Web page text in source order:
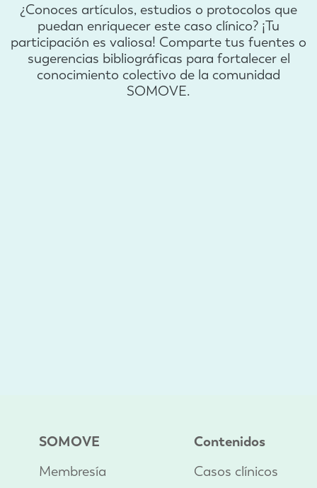
¿Conoces artículos, estudios o protocolos que
puedan enriquecer este caso clínico? ¡Tu
participación es valiosa! Comparte tus fuentes o
sugerencias bibliográficas para fortalecer el
conocimiento colectivo de la comunidad
SOMOVE.
SOMOVE
Membresía
Contenidos
Casos clínicos